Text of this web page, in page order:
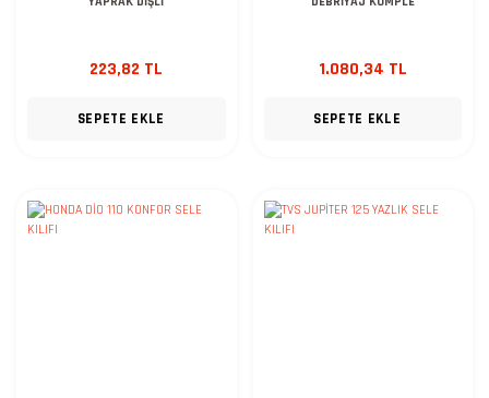
223,82 TL
SEPETE EKLE
1.080,34 TL
SEPETE EKLE